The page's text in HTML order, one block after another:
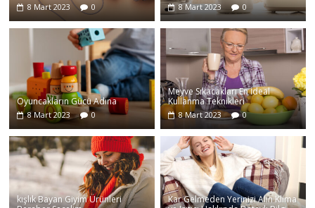
8 Mart 2023 0 8 Mart 2023 0
Oyuncakların Gücü Adına
8 Mart 2023 0
Meyve Sıkacakları En İdeal
Kullanma Teknikleri
8 Mart 2023 0
kışlık Bayan Giyim Ürünleri
Kar Gelmeden Yerinizi Alın Klima